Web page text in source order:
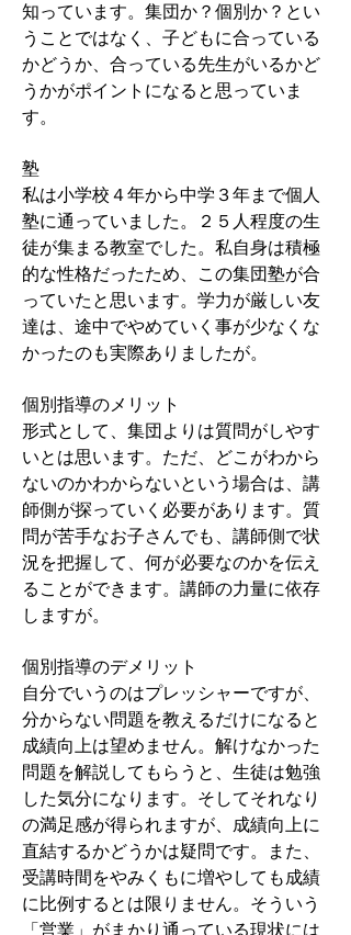
知っています。集団か？個別か？とい
うことではなく、子どもに合っている
かどうか、合っている先生がいるかど
うかがポイントになると思っていま
す。
塾
私は小学校４年から中学３年まで個人
塾に通っていました。２５人程度の生
徒が集まる教室でした。私自身は積極
的な性格だったため、この集団塾が合
っていたと思います。学力が厳しい友
達は、途中でやめていく事が少なくな
かったのも実際ありましたが。
個別指導のメリット
形式として、集団よりは質問がしやす
いとは思います。ただ、どこがわから
ないのかわからないという場合は、講
師側が探っていく必要があります。質
問が苦手なお子さんでも、講師側で状
況を把握して、何が必要なのかを伝え
ることができます。講師の力量に依存
しますが。
個別指導のデメリット
自分でいうのはプレッシャーですが、
分からない問題を教えるだけになると
成績向上は望めません。解けなかった
問題を解説してもらうと、生徒は勉強
した気分になります。そしてそれなり
の満足感が得られますが、成績向上に
直結するかどうかは疑問です。また、
受講時間をやみくもに増やしても成績
に比例するとは限りません。そういう
「営業」がまかり通っている現状には